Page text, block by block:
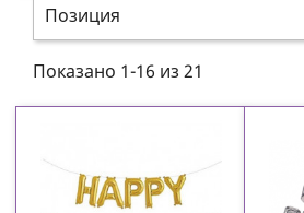
Позиция
Показано 1-16 из 21